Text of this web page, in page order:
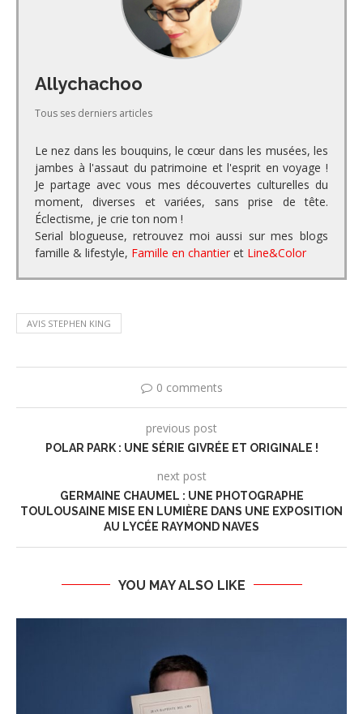
Allychachoo
Tous ses derniers articles
Le nez dans les bouquins, le cœur dans les musées, les
jambes à l'assaut du patrimoine et l'esprit en voyage !
Je partage avec vous mes découvertes culturelles du
moment, diverses et variées, sans prise de tête.
Éclectisme, je crie ton nom !
Serial blogueuse, retrouvez moi aussi sur mes blogs
famille & lifestyle, Famille en chantier et Line&Color
AVIS STEPHEN KING
0 comments
previous post
POLAR PARK : UNE SÉRIE GIVRÉE ET ORIGINALE !
next post
GERMAINE CHAUMEL : UNE PHOTOGRAPHE
TOULOUSAINE MISE EN LUMIÈRE DANS UNE EXPOSITION
AU LYCÉE RAYMOND NAVES
YOU MAY ALSO LIKE